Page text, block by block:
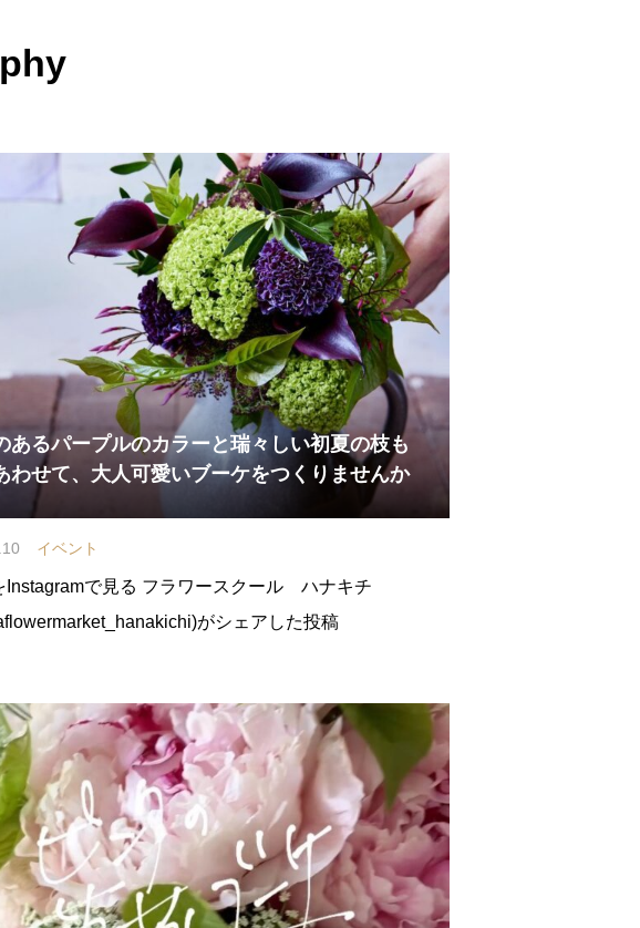
あるパープルのカラーと瑞々しい初夏の枝も
わせて、大人可愛いブーケをつくりませんか
イベント
見る フラワースクール ハナキチ
がシェアした投稿